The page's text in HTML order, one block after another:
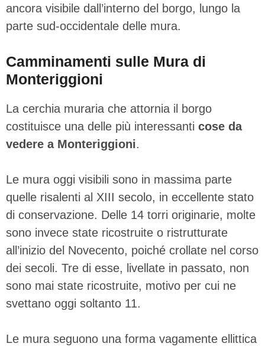
ancora visibile dall’interno del borgo, lungo la
parte sud-occidentale delle mura.
Camminamenti sulle Mura di
Monteriggioni
La cerchia muraria che attornia il borgo
costituisce una delle più interessanti cose da
vedere a Monteriggioni.
Le mura oggi visibili sono in massima parte
quelle risalenti al XIII secolo, in eccellente stato
di conservazione. Delle 14 torri originarie, molte
sono invece state ricostruite o ristrutturate
all’inizio del Novecento, poiché crollate nel corso
dei secoli. Tre di esse, livellate in passato, non
sono mai state ricostruite, motivo per cui ne
svettano oggi soltanto 11.
Le mura seguono una forma vagamente ellittica